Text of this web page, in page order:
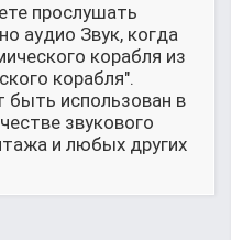
прослушать
аудио Звук, когда
корабля из
корабля".
использован в
звукового
и любых других